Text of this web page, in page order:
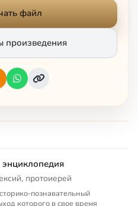
файл
произведения
протоиерей
познавательный
которого в свое время